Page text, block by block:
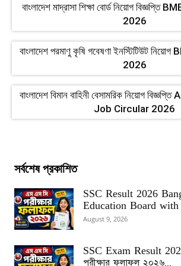
বাংলাদেশ মাদ্রাসা শিক্ষা বোর্ড নিয়োগ
2026
বাংলাদেশ পরমাণু কৃষি গবেষণা ইনস্টিটিউট
2026
বাংলাদেশ বিমান বাহিনী বেসামরিক নিয়োগ
Job Circular 2026
সর্বশেষ প্রকাশিত
SSC Result 2026
Education Board
August 9, 2026
SSC Exam Result
পরীক্ষার ফলাফল ২০২৬...